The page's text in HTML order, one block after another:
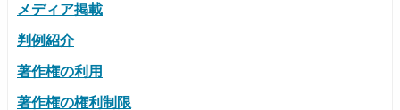
メディア掲載
判例紹介
著作権の利用
著作権の権利制限